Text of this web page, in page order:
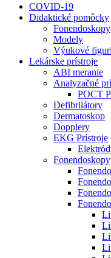
COVID-19
Didaktické pomôcky
Fonendoskopy
Modely
Výukové
Lekárske prístroje
ABI meranie
Analyzačné
POCT
Defibrilátory
Dermatoskop
Dopplery
EKG Prístroje
Fonendoskopy